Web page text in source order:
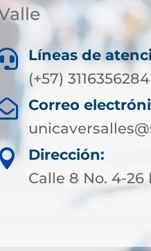
Líneas de
(+57) 3116356284
Correo

Dirección:
Calle 8 No. 4-